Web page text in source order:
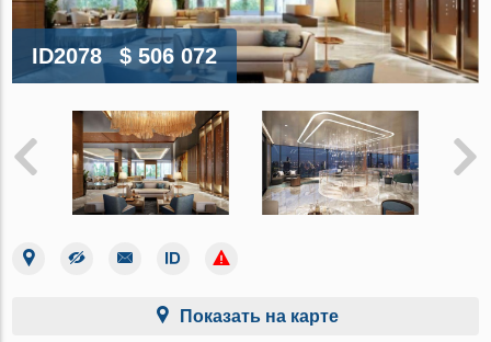
ID2078 $ 506 072
Показать на карте